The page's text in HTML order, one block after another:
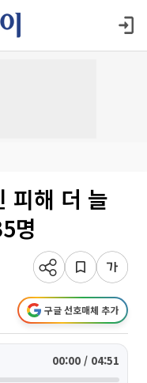
피해 더 늘
명
구글 선호매체 추가
00:00 / 04:51